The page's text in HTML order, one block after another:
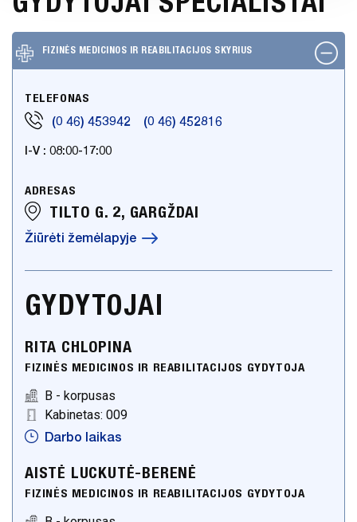
ATVIRI
DUOMENYS
DUOMENŲ
APSAUGA
NUORODOS
DAŽNIAUSIAI
UŽDUODAMI
KLAUSIMAI
SKIEPŲ
Pirminė sveikatos priežiūra
Antrinė sveikatos priežiūra
Radiologijos skyrius
Dienos chirurgijos skyrius
Priėmimo – skubios pagalbos
Vidaus ligų ir intensyvios priežiūros
Palaikomojo gydymo ir slaugos
Vaikų dienos stacionaras
Vaikų raidos sutrikimų ankstyvosios
Psichikos sveikatos centras
FIZINĖS MEDICINOS IR REABILITACIJOS SKYRIUS
TELEFONAS
(0 46) 453942 (0 46) 452816
I-V : 08:00-17:00
ADRESAS
TILTO G. 2, GARGŽDAI
Žiūrėti žemėlapyje
GYDYTOJAI
RITA CHLOPINA
FIZINĖS MEDICINOS IR REABILITACIJOS GYDYTOJA
B - korpusas
Kabinetas: 009
Darbo laikas
AISTĖ LUCKUTĖ-BERENĖ
FIZINĖS MEDICINOS IR REABILITACIJOS GYDYTOJA